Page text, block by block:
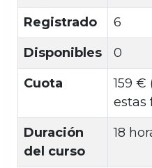
Registrado
6
Disponibles
0
Cuota
159 €
estas
Duración
del curso
18